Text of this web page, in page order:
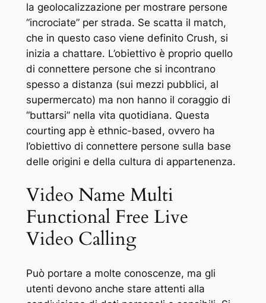
la geolocalizzazione per mostrare persone
“incrociate” per strada. Se scatta il match,
che in questo caso viene definito Crush, si
inizia a chattare. L’obiettivo è proprio quello
di connettere persone che si incontrano
spesso a distanza (sui mezzi pubblici, al
supermercato) ma non hanno il coraggio di
“buttarsi” nella vita quotidiana. Questa
courting app è ethnic-based, ovvero ha
l’obiettivo di connettere persone sulla base
delle origini e della cultura di appartenenza.
Video Name Multi
Functional Free Live
Video Calling
Può portare a molte conoscenze, ma gli
utenti devono anche stare attenti alla